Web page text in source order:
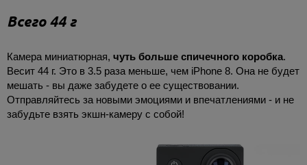
Всего 44 г
Камера миниатюрная, чуть больше спичечного коробка.
Весит 44 г. Это в 3.5 раза меньше, чем iPhone 8. Она не будет
мешать - вы даже забудете о ее существовании.
Отправляйтесь за новыми эмоциями и впечатлениями - и не
забудьте взять экшн-камеру с собой!